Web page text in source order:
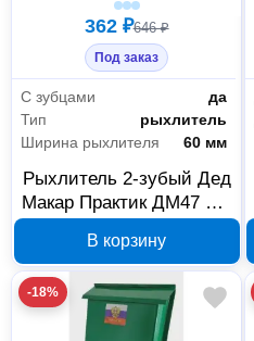
362 ₽646 ₽
Под заказ
С зубцами
да
Тип
рыхлитель
Ширина рыхлителя
60 мм
Рыхлитель 2-зубый Дед
Макар Практик ДМ47 00-
В корзину
-18%